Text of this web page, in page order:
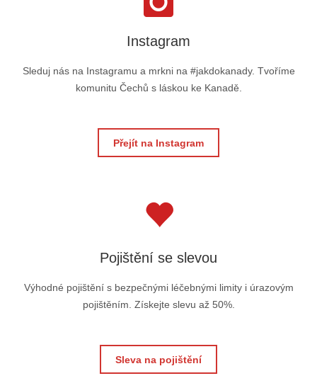
Instagram
Sleduj nás na Instagramu a mrkni na #jakdokanady. Tvoříme
komunitu Čechů s láskou ke Kanadě.
Přejít na Instagram
Pojištění se slevou
Výhodné pojištění s bezpečnými léčebnými limity i úrazovým
pojištěním. Získejte slevu až 50%.
Sleva na pojištění